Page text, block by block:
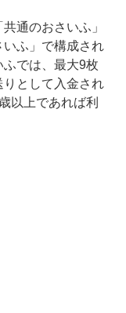
通のおさいふ」
ふ」で構成され
では、最大9枚
として入金され
以上であれば利